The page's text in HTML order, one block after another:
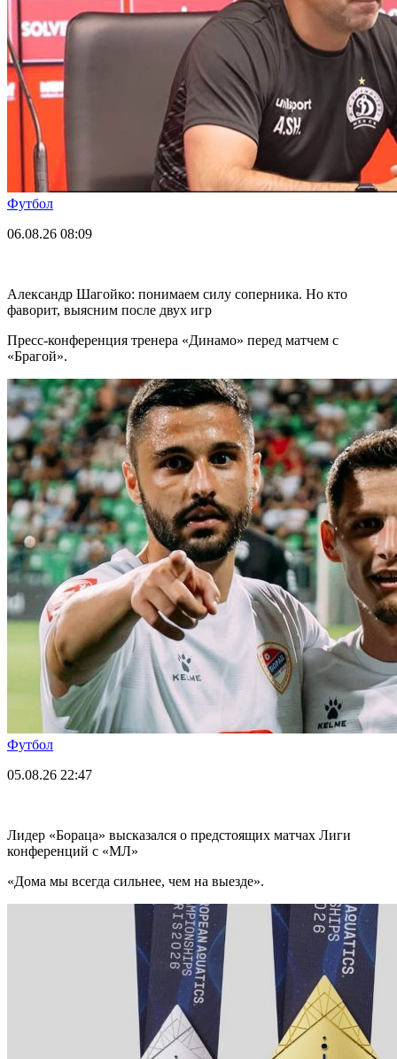
Футбол
06.08.26 08:09
Александр Шагойко: понимаем силу соперника. Но кто
фаворит, выясним после двух игр
Пресс-конференция тренера «Динамо» перед матчем с
«Брагой».
Футбол
05.08.26 22:47
Лидер «Бораца» высказался о предстоящих матчах Лиги
конференций с «МЛ»
«Дома мы всегда сильнее, чем на выезде».